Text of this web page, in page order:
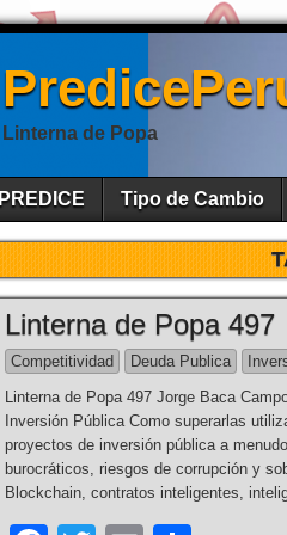
Linterna de Popa
PREDICE Tipo de Cambio
Linterna de Popa 497
Competitividad Deuda Publica
Linterna de Popa 497 Jorge Baca
Inversión Pública Como superarlas
proyectos de inversión pública a
burocráticos, riesgos de corrupción y
Blockchain, contratos inteligentes,